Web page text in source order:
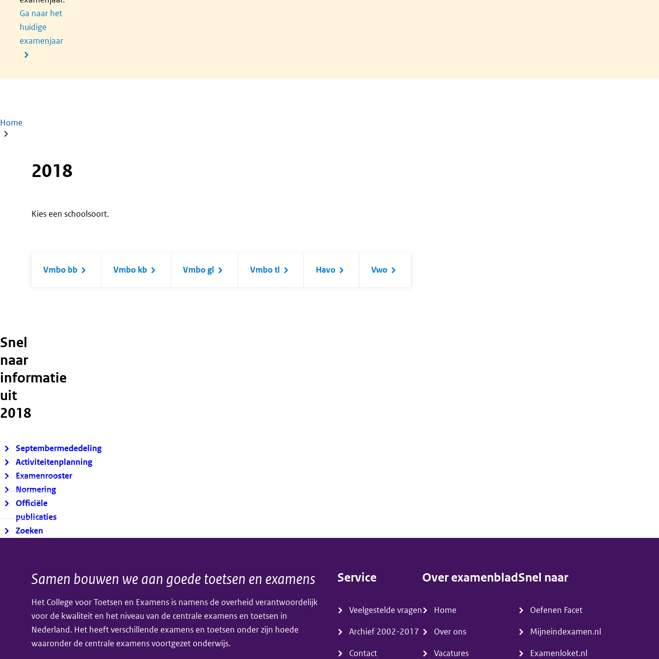
Ga naar het
huidige
examenjaar
Kruimelpad
Home
2018
Kies een schoolsoort.
Vmbo bb Vmbo kb Vmbo gl Vmbo tl Havo Vwo
Snel
naar
informatie
uit
2018
Septembermededeling
Activiteitenplanning
Examenrooster
Normering
Officiële
publicaties
Zoeken
Algemene
informatie
Samen bouwen we aan goede toetsen en examens
Het College voor Toetsen en Examens is namens de overheid verantwoordelijk
voor de kwaliteit en het niveau van de centrale examens en toetsen in
Nederland. Het heeft verschillende examens en toetsen onder zijn hoede
waaronder de centrale examens voortgezet onderwijs.
Service
Veelgestelde vragen
Archief 2002-2017
Contact
Over examenblad
Home
Over ons
Vacatures
Snel naar
Oefenen Facet
Mijneindexamen.nl
Examenloket.nl